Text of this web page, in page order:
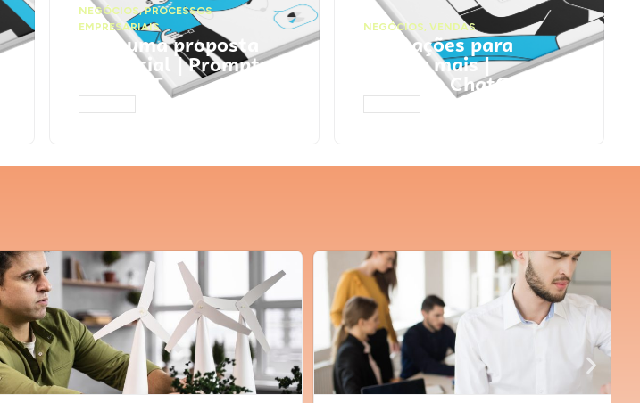
NEGÓCIOS,PROCESSOS
EMPRESARIAIS
Faça uma proposta
comercial | Prompts
ChatGPT
NEGÓCIOS, VENDAS
Faça ações para
vender mais |
Prompts ChatGPT